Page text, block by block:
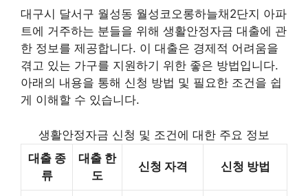
대구시 달서구 월성동 월성코오롱하늘채2단지 아파
트에 거주하는 분들을 위해 생활안정자금 대출에 관
한 정보를 제공합니다. 이 대출은 경제적 어려움을
겪고 있는 가구를 지원하기 위한 좋은 방법입니다.
아래의 내용을 통해 신청 방법 및 필요한 조건을 쉽
게 이해할 수 있습니다.
생활안정자금 신청 및 조건에 대한 주요 정보
대출 종
류
대출 한
도
신청 자격 신청 방법